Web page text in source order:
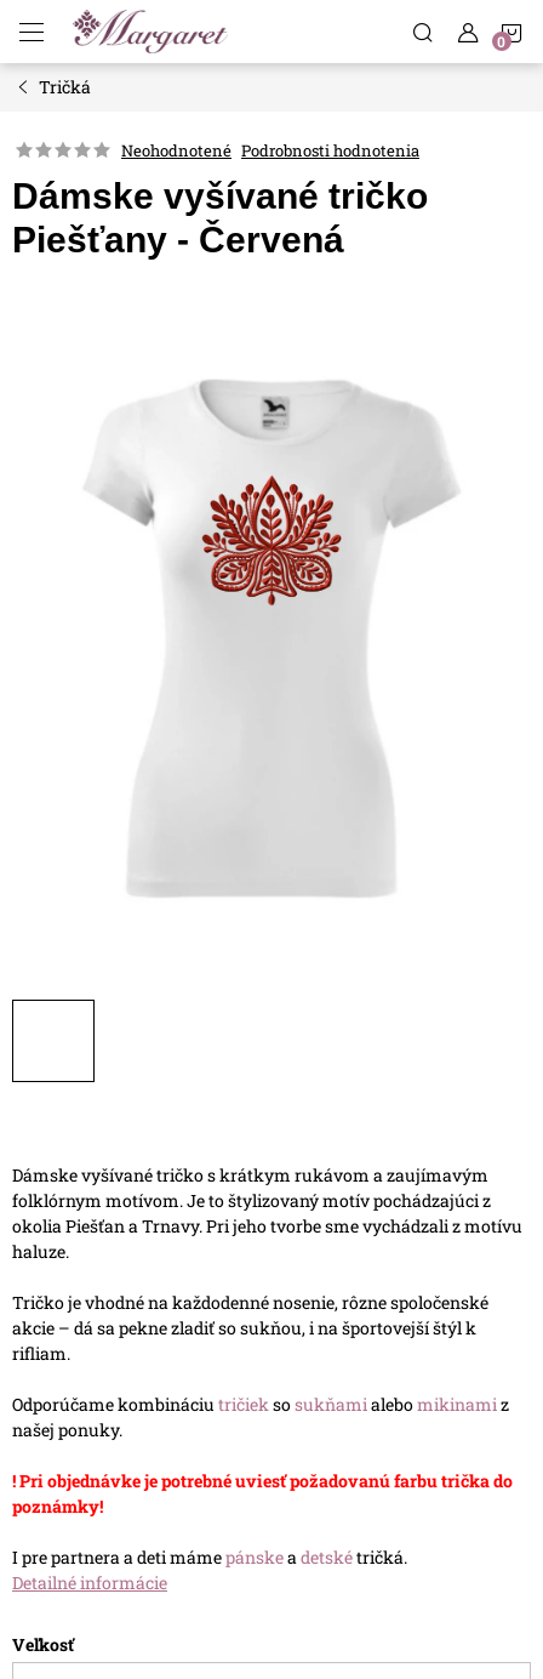
obsah
Tričká
Neohodnotené Podrobnosti hodnotenia
Dámske vyšívané tričko
Piešťany - Červená
Dámske vyšívané tričko s krátkym rukávom a zaujímavým
folklórnym motívom. Je to štylizovaný motív pochádzajúci z
okolia Piešťan a Trnavy. Pri jeho tvorbe sme vychádzali z motívu
haluze.
Tričko je vhodné na každodenné nosenie, rôzne spoločenské
akcie – dá sa pekne zladiť so sukňou, i na športovejší štýl k
rifliam.
Odporúčame kombináciu tričiek sosukňami alebomikinami z
našej ponuky.
! Pri objednávke je potrebné uviesť požadovanú farbu trička do
poznámky!
I pre partnera a deti mámepánskea detskétričká.
Detailné informácie
Veľkosť